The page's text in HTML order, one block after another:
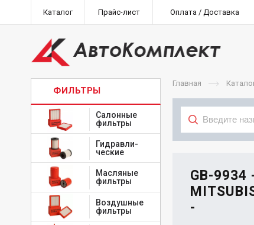
Каталог Прайс-лист Оплата / Доставка
ФИЛЬТРЫ
Салонные
фильтры
Гидравли-
ческие
Масляные
фильтры
Воздушные
фильтры
Главная
GB-
-